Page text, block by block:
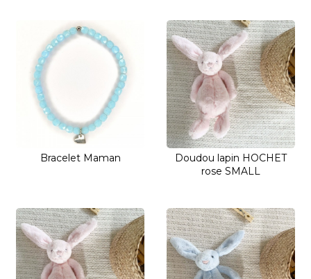
Bracelet Maman
Doudou lapin HOCHET
rose SMALL